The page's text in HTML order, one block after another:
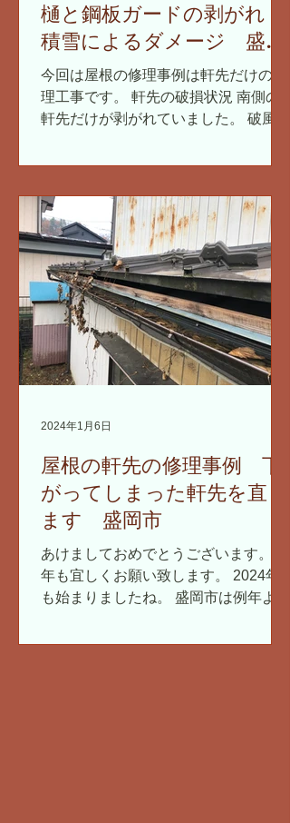
樋と鋼板ガードの剥がれ
積雪によるダメージ 盛岡
市
今回は屋根の修理事例は軒先だけの修
理工事です。 軒先の破損状況 南側の
軒先だけが剥がれていました。 破風板
イタ）からベリベリと剥がれている状
クシイタ）とも表現したりします。...
屋根の軒先の修理事例 下
がってしまった軒先を直し
ます 盛岡市
あけましておめでとうございます。 本
年も宜しくお願い致します。 2024年
も始まりましたね。 盛岡市は例年より
となりました。 こんなに雪が少ないの
2024年1月6日